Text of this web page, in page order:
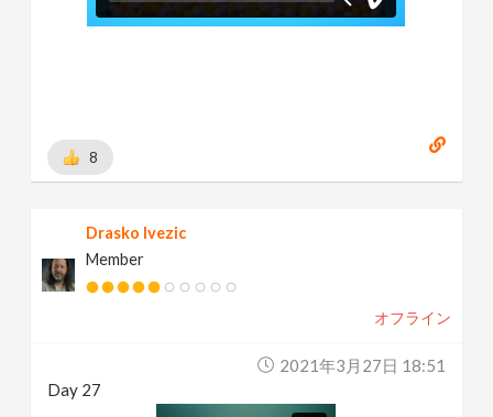
8
Drasko Ivezic
Member
オフライン
2021年3月27日 18:51
Day 27